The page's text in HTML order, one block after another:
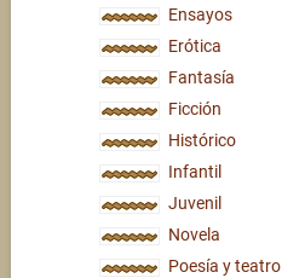
Ensayos
Erótica
Fantasía
Ficción
Histórico
Infantil
Juvenil
Novela
Poesía y teatro